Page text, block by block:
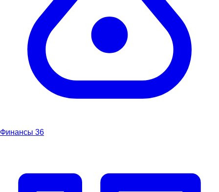
Финансы 36